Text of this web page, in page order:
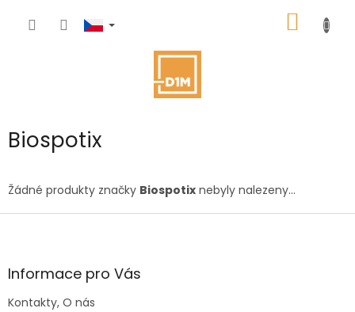
KOŠÍK
Biospotix
Žádné produkty značky Biospotix nebyly nalezeny...
Z
aInformace pro Vás
Kontakty, O nás